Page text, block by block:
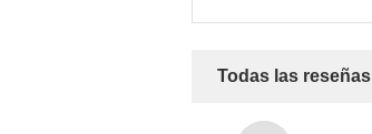
Todas las reseñas